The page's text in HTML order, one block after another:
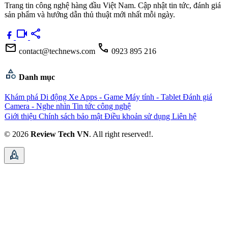
Trang tin công nghệ hàng đầu Việt Nam. Cập nhật tin tức, đánh giá
sản phẩm và hướng dẫn thủ thuật mới nhất mỗi ngày.
videocam share
mail contact@technews.com call 0923 895 216
category Danh mục
Khám phá Di động Xe Apps - Game Máy tính - Tablet Đánh giá
Camera - Nghe nhìn Tin tức công nghệ
Giới thiệu Chính sách bảo mật Điều khoản sử dụng Liên hệ
© 2026 Review Tech VN. All right reserved!.
rocket